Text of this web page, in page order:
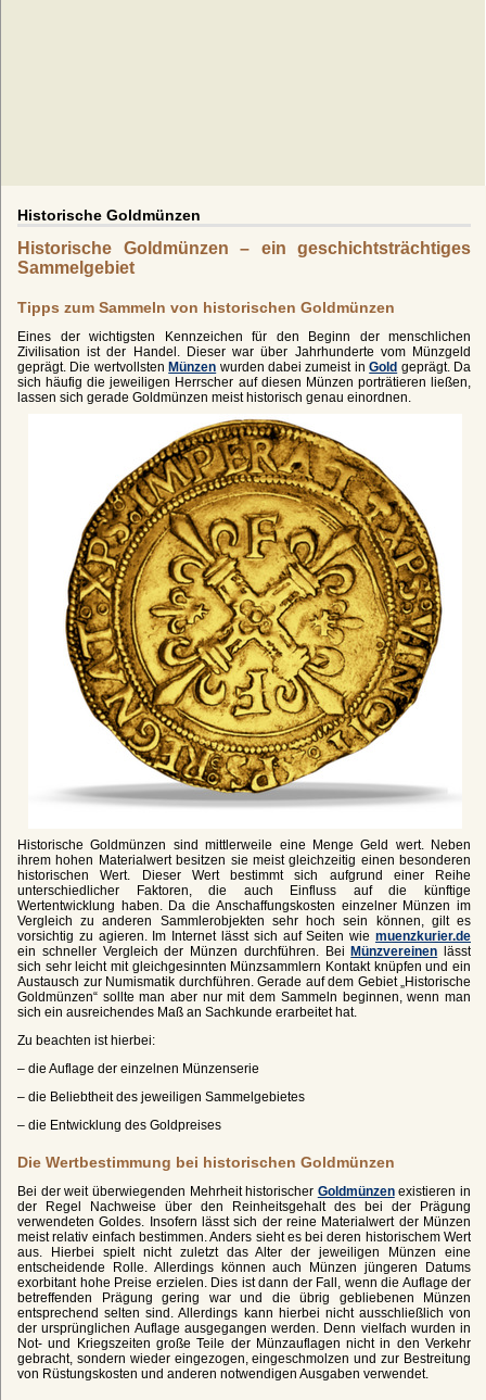
Historische Goldmünzen
Historische Goldmünzen – ein geschichtsträchtiges
Sammelgebiet
Tipps zum Sammeln von historischen Goldmünzen
Eines der wichtigsten Kennzeichen für den Beginn der menschlichen
Zivilisation ist der Handel. Dieser war über Jahrhunderte vom Münzgeld
geprägt. Die wertvollstenMünzen wurden dabei zumeist inGold geprägt. Da
sich häufig die jeweiligen Herrscher auf diesen Münzen porträtieren ließen,
lassen sich gerade Goldmünzen meist historisch genau einordnen.
Historische Goldmünzen sind mittlerweile eine Menge Geld wert. Neben
ihrem hohen Materialwert besitzen sie meist gleichzeitig einen besonderen
historischen Wert. Dieser Wert bestimmt sich aufgrund einer Reihe
unterschiedlicher Faktoren, die auch Einfluss auf die künftige
Wertentwicklung haben. Da die Anschaffungskosten einzelner Münzen im
Vergleich zu anderen Sammlerobjekten sehr hoch sein können, gilt es
vorsichtig zu agieren. Im Internet lässt sich auf Seiten wie muenzkurier.de
ein schneller Vergleich der Münzen durchführen. BeiMünzvereinen lässt
sich sehr leicht mit gleichgesinnten Münzsammlern Kontakt knüpfen und ein
Austausch zur Numismatik durchführen. Gerade auf dem Gebiet „Historische
Goldmünzen“ sollte man aber nur mit dem Sammeln beginnen, wenn man
sich ein ausreichendes Maß an Sachkunde erarbeitet hat.
Zu beachten ist hierbei:
– die Auflage der einzelnen Münzenserie
– die Beliebtheit des jeweiligen Sammelgebietes
– die Entwicklung des Goldpreises
Die Wertbestimmung bei historischen Goldmünzen
Bei der weit überwiegenden Mehrheit historischer Goldmünzenexistieren in
der Regel Nachweise über den Reinheitsgehalt des bei der Prägung
verwendeten Goldes. Insofern lässt sich der reine Materialwert der Münzen
meist relativ einfach bestimmen. Anders sieht es bei deren historischem Wert
aus. Hierbei spielt nicht zuletzt das Alter der jeweiligen Münzen eine
entscheidende Rolle. Allerdings können auch Münzen jüngeren Datums
exorbitant hohe Preise erzielen. Dies ist dann der Fall, wenn die Auflage der
betreffenden Prägung gering war und die übrig gebliebenen Münzen
entsprechend selten sind. Allerdings kann hierbei nicht ausschließlich von
der ursprünglichen Auflage ausgegangen werden. Denn vielfach wurden in
Not- und Kriegszeiten große Teile der Münzauflagen nicht in den Verkehr
gebracht, sondern wieder eingezogen, eingeschmolzen und zur Bestreitung
von Rüstungskosten und anderen notwendigen Ausgaben verwendet.